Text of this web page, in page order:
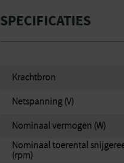
SPECIFICATIES
Krachtbron
Netspanning (V)
Nominaal vermogen (W)
Nominaal toerental
(rpm)